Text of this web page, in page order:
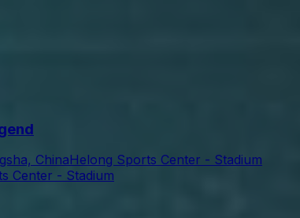
ChinaHelong Sports Center - Stadium
Center - Stadium